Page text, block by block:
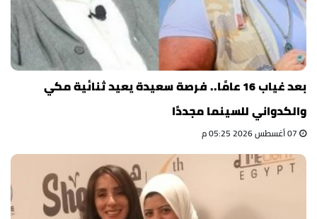
بعد غياب 16 عامًا.. فرصة سعيدة يعيد ثنائية مكي
والكدواني للسينما مجددًا